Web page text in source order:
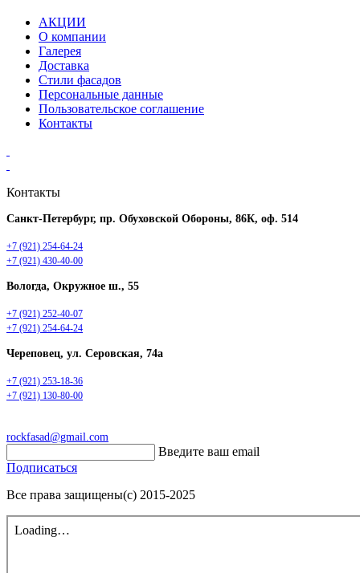
АКЦИИ
О компании
Галерея
Доставка
Стили фасадов
Персональные данные
Пользовательское соглашение
Контакты
Контакты
Санкт-Петербург, пр. Обуховской Обороны, 86К, оф. 514
+7 (921) 254-64-24
+7 (921) 430-40-00
Вологда, Окружное ш., 55
+7 (921) 252-40-07
+7 (921) 254-64-24
Череповец, ул. Серовская, 74а
+7 (921) 253-18-36
+7 (921) 130-80-00
rockfasad@gmail.com
Введите ваш email
Подписаться
Все права защищены(с) 2015-2025